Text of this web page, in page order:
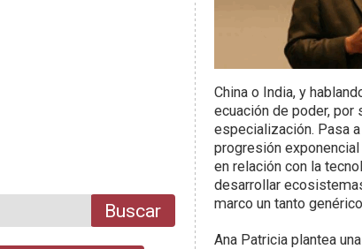
China o India, y
ecuación de poder,
especialización. Pasa
progresión
en relación con la
desarrollar
marco un tanto
Ana Patricia plantea
Buscar